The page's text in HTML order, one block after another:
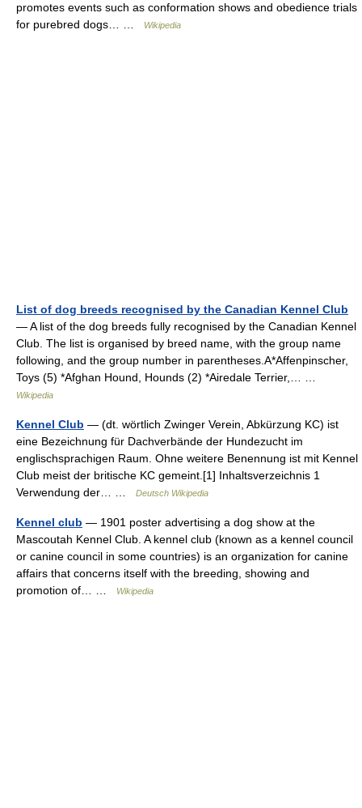
promotes events such as conformation shows and obedience trials
for purebred dogs… …
Wikipedia
List of dog breeds recognised by the Canadian Kennel Club
— A list of the dog breeds fully recognised by the Canadian Kennel
Club. The list is organised by breed name, with the group name
following, and the group number in parentheses.A*Affenpinscher,
Toys (5) *Afghan Hound, Hounds (2) *Airedale Terrier,… …
Wikipedia
Kennel Club — (dt. wörtlich Zwinger Verein, Abkürzung KC) ist
eine Bezeichnung für Dachverbände der Hundezucht im
englischsprachigen Raum. Ohne weitere Benennung ist mit Kennel
Club meist der britische KC gemeint.[1] Inhaltsverzeichnis 1
Verwendung der… …
Deutsch Wikipedia
Kennel club — 1901 poster advertising a dog show at the
Mascoutah Kennel Club. A kennel club (known as a kennel council
or canine council in some countries) is an organization for canine
affairs that concerns itself with the breeding, showing and
promotion of… …
Wikipedia